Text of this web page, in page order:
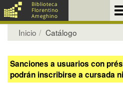
Inicio Catálogo
Sanciones a usuarios con
podrán inscribirse a cursada